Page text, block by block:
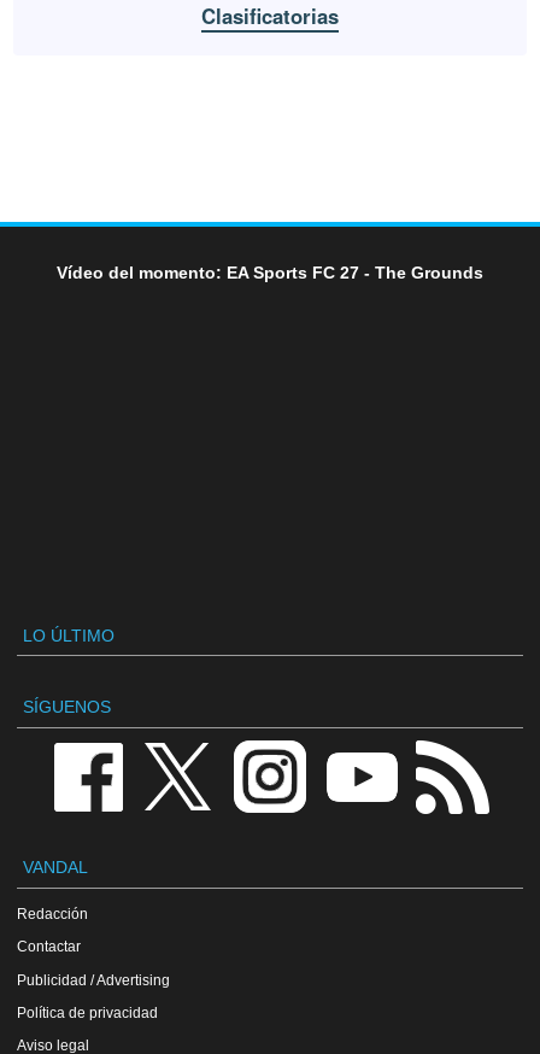
Clasificatorias
Vídeo del momento: EA Sports FC 27 - The Grounds
LO ÚLTIMO
SÍGUENOS
VANDAL
Redacción
Contactar
Publicidad / Advertising
Política de privacidad
Aviso legal